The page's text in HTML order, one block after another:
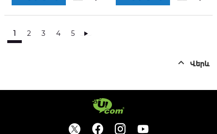
1 2 3 4 5 Պատվիրել
Վերև